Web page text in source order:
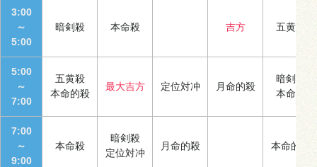
3:00
～
5:00
暗剣殺 本命殺 吉方 五黄殺
5:00
～
7:00
五黄殺
本命的殺
最大吉方 定位対冲 月命的殺
暗剣殺
本命殺
7:00
～
9:00
本命殺
暗剣殺
定位対冲
月命的殺 本命的殺